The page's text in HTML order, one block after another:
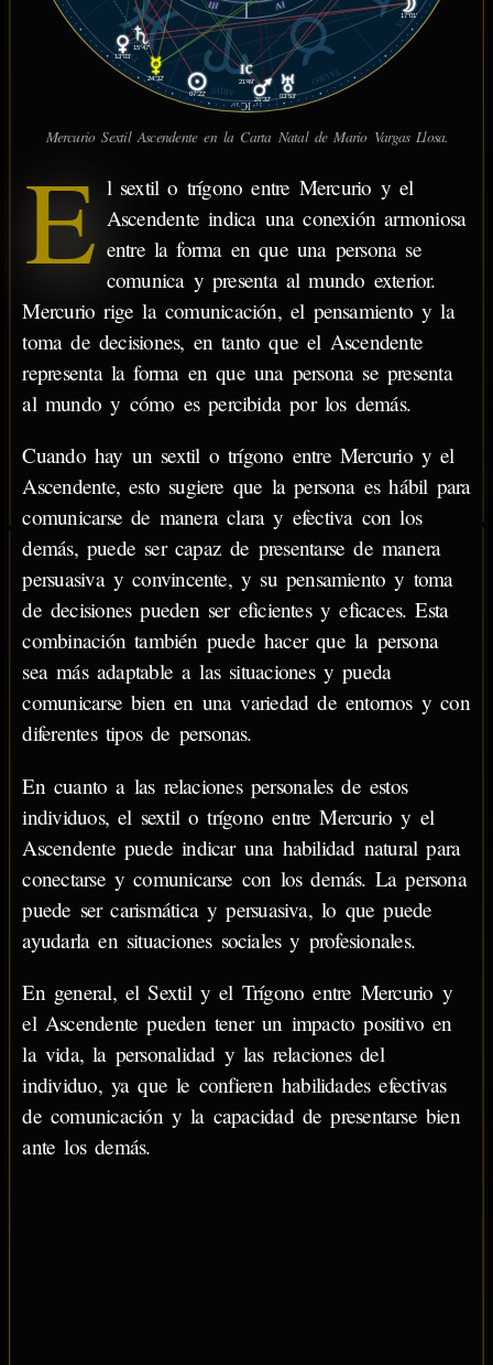
21°
IC
49'
ARIES
TAURO
GÉMINIS
PISCIS
III IV
07°22'
17°01'
24°32'
13°03'
26°32'
15°47'
03°53'
21°49'
Mercurio Sextil Ascendente en la Carta Natal de Mario Vargas Llosa.
E l sextil o trígono entre Mercurio y el
Ascendente indica una conexión armoniosa
entre la forma en que una persona se
comunica y presenta al mundo exterior.
Mercurio rige la comunicación, el pensamiento y la
toma de decisiones, en tanto que el Ascendente
representa la forma en que una persona se presenta
al mundo y cómo es percibida por los demás.
Cuando hay un sextil o trígono entre Mercurio y el
Ascendente, esto sugiere que la persona es hábil para
comunicarse de manera clara y efectiva con los
demás, puede ser capaz de presentarse de manera
persuasiva y convincente, y su pensamiento y toma
de decisiones pueden ser eficientes y eficaces. Esta
combinación también puede hacer que la persona
sea más adaptable a las situaciones y pueda
comunicarse bien en una variedad de entornos y con
diferentes tipos de personas.
En cuanto a las relaciones personales de estos
individuos, el sextil o trígono entre Mercurio y el
Ascendente puede indicar una habilidad natural para
conectarse y comunicarse con los demás. La persona
puede ser carismática y persuasiva, lo que puede
ayudarla en situaciones sociales y profesionales.
En general, el Sextil y el Trígono entre Mercurio y
el Ascendente pueden tener un impacto positivo en
la vida, la personalidad y las relaciones del
individuo, ya que le confieren habilidades efectivas
de comunicación y la capacidad de presentarse bien
ante los demás.